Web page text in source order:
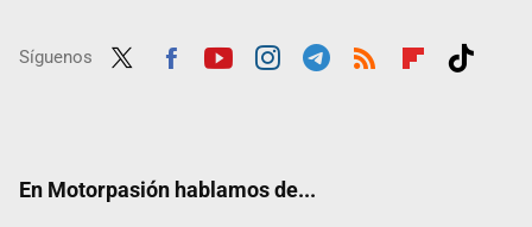
Síguenos
En Motorpasión hablamos de...